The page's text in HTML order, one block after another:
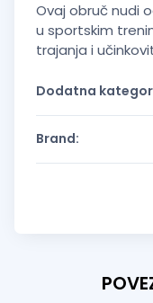
Ovaj obruč nudi
u sportskim
trajanja i
Dodatna
Brand: